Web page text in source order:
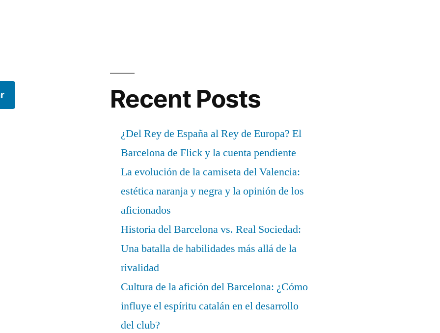
Recent Posts
¿Del Rey de España al Rey de Europa? El
Barcelona de Flick y la cuenta pendiente
La evolución de la camiseta del Valencia:
estética naranja y negra y la opinión de los
aficionados
Historia del Barcelona vs. Real Sociedad:
Una batalla de habilidades más allá de la
rivalidad
Cultura de la afición del Barcelona: ¿Cómo
influye el espíritu catalán en el desarrollo
del club?